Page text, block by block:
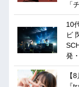
「
10
ビ
発
【